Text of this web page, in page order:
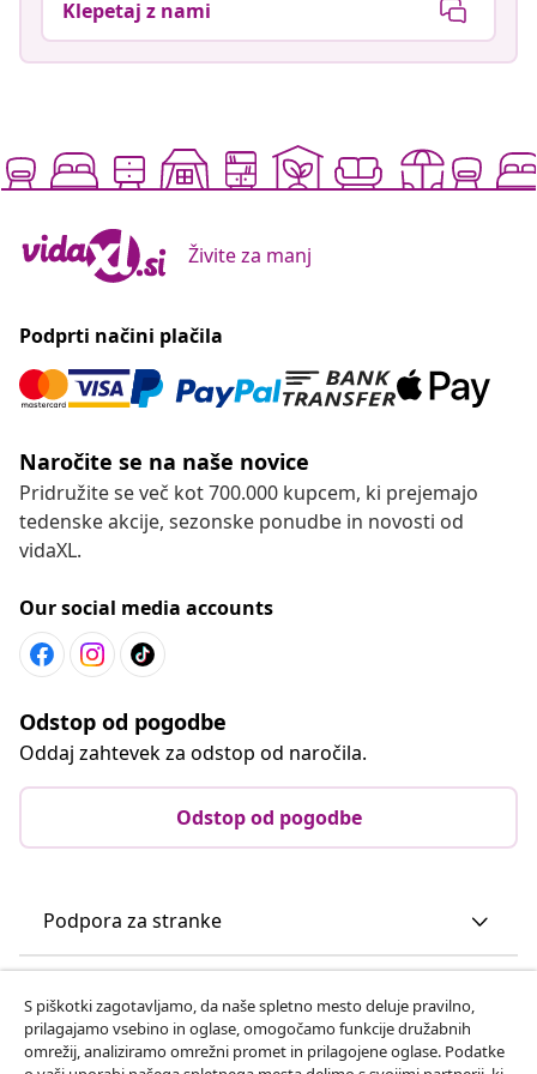
Klepetaj z nami
Živite za manj
Podprti načini plačila
Naročite se na naše novice
Pridružite se več kot 700.000 kupcem, ki prejemajo
tedenske akcije, sezonske ponudbe in novosti od
vidaXL.
Our social media accounts
Odstop od pogodbe
Oddaj zahtevek za odstop od naročila.
Odstop od pogodbe
Podpora za stranke
vidaXL
S piškotki zagotavljamo, da naše spletno mesto deluje pravilno,
prilagajamo vsebino in oglase, omogočamo funkcije družabnih
omrežij, analiziramo omrežni promet in prilagojene oglase. Podatke